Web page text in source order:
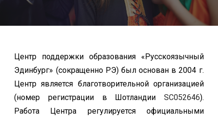
Центр поддержки образования «Русскоязычный
Эдинбург» (сокращенно РЭ) был основан в 2004 г.
Центр является благотворительной организацией
(номер регистрации в Шотландии SC052646).
Работа Центра регулируется официальными